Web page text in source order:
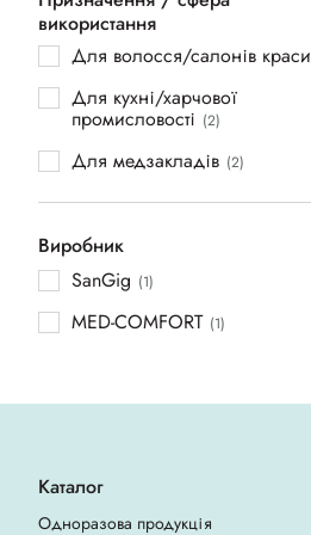
використання
Для волосся/салонів краси
Для кухні/харчової
промисловості (2)
Для медзакладів (2)
Виробник
SanGig (1)
MED-COMFORT (1)
Каталог
Одноразова продукція